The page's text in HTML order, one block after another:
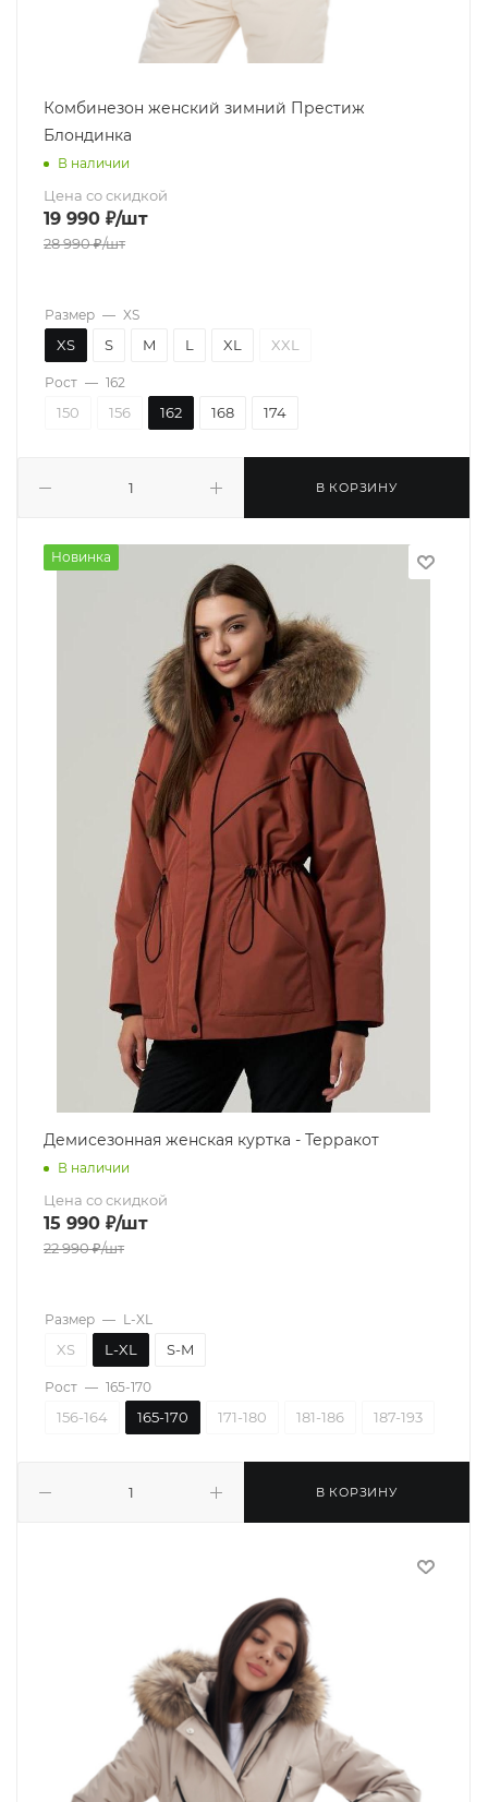
Комбинезон женский зимний Престиж
Блондинка
В наличии
Цена со скидкой
19 990 ₽/шт
28 990₽/шт
В КОРЗИНУ
Размер — XS
XS S M L XL XXL
Рост — 162
150 156 162 168 174
Новинка
Демисезонная женская куртка - Терракот
В наличии
Цена со скидкой
15 990 ₽/шт
22 990₽/шт
В КОРЗИНУ
Размер — L-XL
XS L-XL S-M
Рост — 165-170
156-164 165-170 171-180 181-186 187-193